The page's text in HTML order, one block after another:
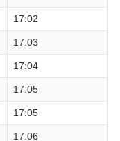
17:02
17:03
17:04
17:05
17:05
17:06